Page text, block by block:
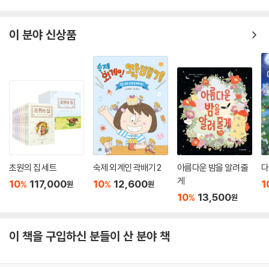
이 분야 신상품
초원의 집 세트
10% 117,000원
숙제 외계인 곽배기 2
10% 12,600원
아름다운 밤을 알려 줄
게
10% 13,500원
이 책을 구입하신 분들이 산 분야 책